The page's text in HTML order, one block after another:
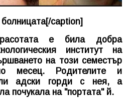
caption]
е била добра
институт на
на този семестър
месец. Родителите и
адски горди с нея, а
почукала на "портата" й.